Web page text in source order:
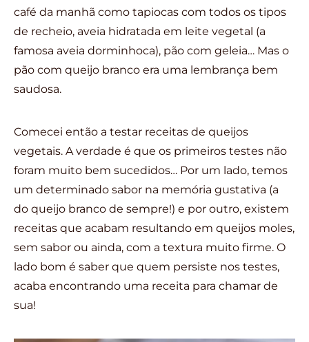
café da manhã como tapiocas com todos os tipos
de recheio, aveia hidratada em leite vegetal (a
famosa aveia dorminhoca), pão com geleia… Mas o
pão com queijo branco era uma lembrança bem
saudosa.
Comecei então a testar receitas de queijos
vegetais. A verdade é que os primeiros testes não
foram muito bem sucedidos… Por um lado, temos
um determinado sabor na memória gustativa (a
do queijo branco de sempre!) e por outro, existem
receitas que acabam resultando em queijos moles,
sem sabor ou ainda, com a textura muito firme. O
lado bom é saber que quem persiste nos testes,
acaba encontrando uma receita para chamar de
sua!